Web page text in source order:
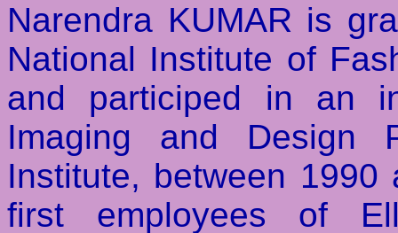
Narendra KUMAR is
National Institute of
and participed in an
Imaging and Design
Institute, between
first employees of